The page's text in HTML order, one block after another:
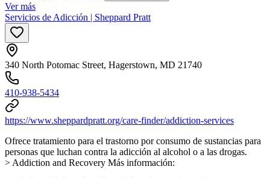
Ver más
Servicios de Adicción | Sheppard Pratt
340 North Potomac Street, Hagerstown, MD 21740
410-938-5434
https://www.sheppardpratt.org/care-finder/addiction-services
Ofrece tratamiento para el trastorno por consumo de sustancias para
personas que luchan contra la adicción al alcohol o a las drogas.
> Addiction and Recovery Más información: